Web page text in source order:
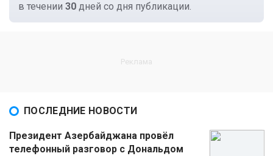
в течении 30 дней со дня публикации.
ПОСЛЕДНИЕ НОВОСТИ
Президент Азербайджана провёл
телефонный разговор с Дональдом